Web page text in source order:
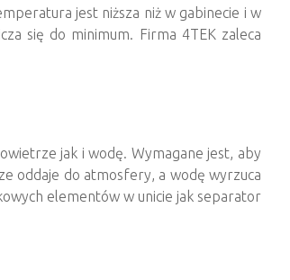
jest niższa niż w gabinecie i w
się do minimum. Firma 4TEK zaleca
jak i wodę. Wymagane jest, aby
oddaje do atmosfery, a wodę wyrzuca
elementów w unicie jak separator